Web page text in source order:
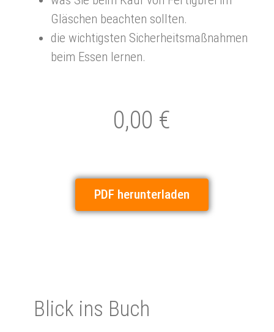
Gläschen beachten sollten.
die wichtigsten Sicherheitsmaßnahmen
beim Essen lernen.
0,00 €
PDF herunterladen
Blick ins Buch